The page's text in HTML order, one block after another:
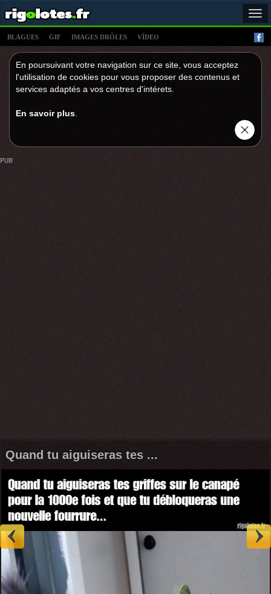
BLAGUES GIF IMAGES DRÔLES VÍDEO
En poursuivant votre navigation sur ce site, vous acceptez
l'utilisation de cookies pour vous proposer des contenus et
services adaptés a vos centres d'intérets.
En savoir plus
PUB
Quand tu aiguiseras tes ...